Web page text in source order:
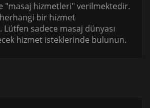
"masaj hizmetleri" verilmektedir.
bir hizmet
sadece masaj dünyası
hizmet isteklerinde bulunun.